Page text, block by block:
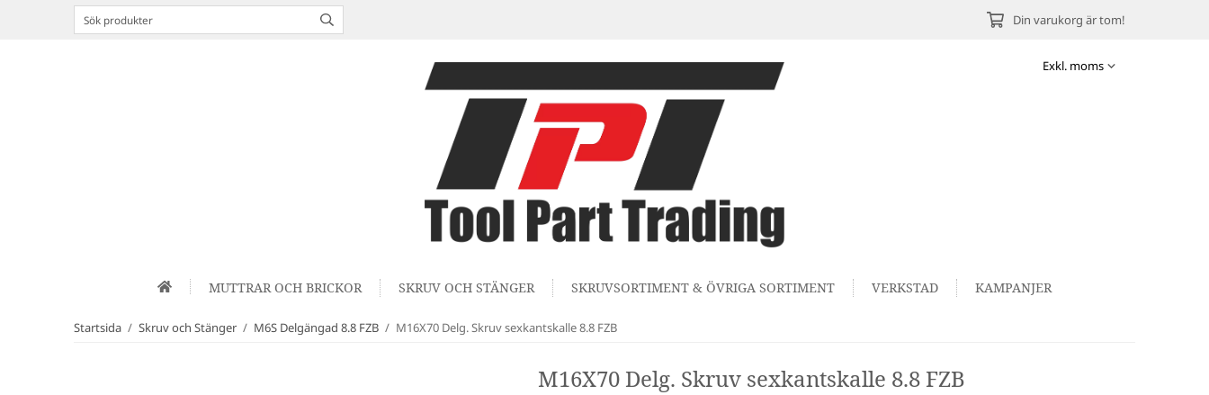
Din varukorg är tom!
MUTTRAR OCH BRICKOR SKRUV OCH STÄNGER SKRUVSORTIMENT & ÖVRIGA SORTIMENT VERKSTAD KAMPANJER
Startsida / Skruv och Stänger / M6S Delgängad 8.8 FZB / M16X70 Delg. Skruv sexkantskalle 8.8 FZB
M16X70 Delg. Skruv sexkantskalle 8.8 FZB